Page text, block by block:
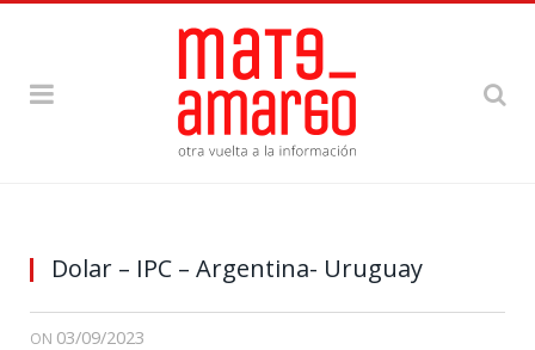
Dolar – IPC – Argentina- Uruguay
ON 03/09/2023